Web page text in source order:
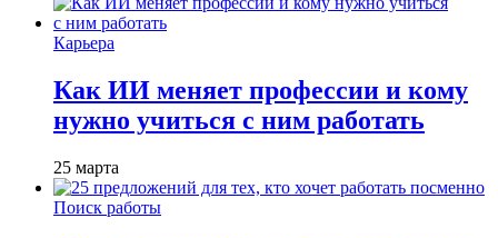
Карьера
Как ИИ меняет профессии и кому
нужно учиться с ним работать
25 марта
Поиск работы